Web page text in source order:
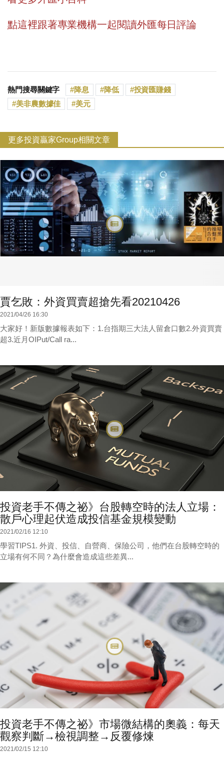
點這裡跟著專業機構一起閱讀外匯每日評論
熱門搜尋關鍵字 降息 降低
投資匯賺錢
美非農數據佳
美元
更多投資贏家Group相關文章
賈乞敗：外資買賣超搶先看20210426
2021/04/26 16:30
大家好！新版數據報表如下：1.台指期三大法人留倉口數2.外資買賣
超3.近月OIPut/Call ra...
投資老手不傳之祕》台股轉空時的法人立場：
散戶心理起伏造成投信基金規模變動
2021/02/16 12:10
學習TIPS1. 外資、投信、自營商、保險公司，他們在台股轉空時的
立場有何不同？為什麼會造成這些差異...
投資老手不傳之祕》市場微結構的奧義：每天
觀察判斷→檢視調整→反覆修煉
2021/02/15 12:10